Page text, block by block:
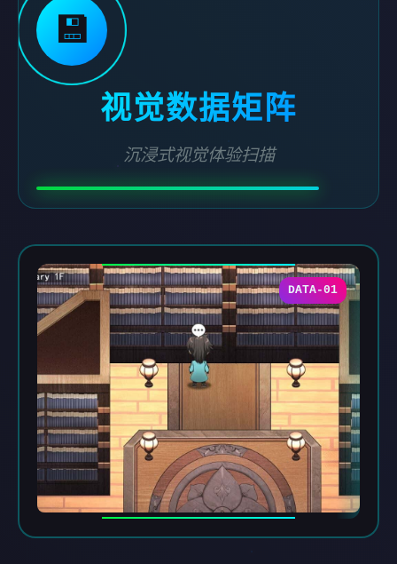
💾
视觉数据矩阵
沉浸式视觉体验扫描
DATA-01